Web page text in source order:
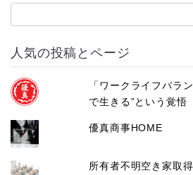
人気の投稿とページ
「ワークライフバラ
で生きる”という覚悟
優真商事HOME
所有者不明空き家取